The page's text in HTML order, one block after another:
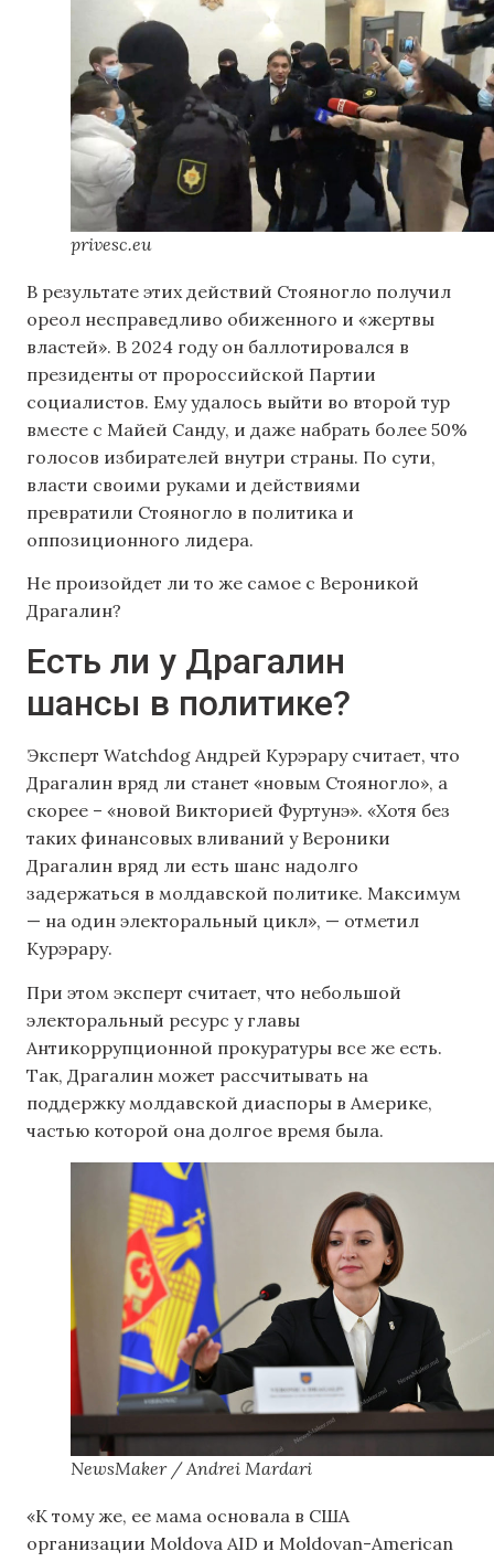
privesc.eu
В результате этих действий Стояногло получил
ореол несправедливо обиженного и «жертвы
властей». В 2024 году он баллотировался в
президенты от пророссийской Партии
социалистов. Ему удалось выйти во второй тур
вместе с Майей Санду, и даже набрать более 50%
голосов избирателей внутри страны. По сути,
власти своими руками и действиями
превратили Стояногло в политика и
оппозиционного лидера.
Не произойдет ли то же самое с Вероникой
Драгалин?
Есть ли у Драгалин
шансы в политике?
Эксперт Watchdog Андрей Курэрару считает, что
Драгалин вряд ли станет «новым Стояногло», а
скорее – «новой Викторией Фуртунэ». «Хотя без
таких финансовых вливаний у Вероники
Драгалин вряд ли есть шанс надолго
задержаться в молдавской политике. Максимум
— на один электоральный цикл», — отметил
Курэрару.
При этом эксперт считает, что небольшой
электоральный ресурс у главы
Антикоррупционной прокуратуры все же есть.
Так, Драгалин может рассчитывать на
поддержку молдавской диаспоры в Америке,
частью которой она долгое время была.
NewsMaker / Andrei Mardari
«К тому же, ее мама основала в США
организации Moldova AID и Moldovan-American